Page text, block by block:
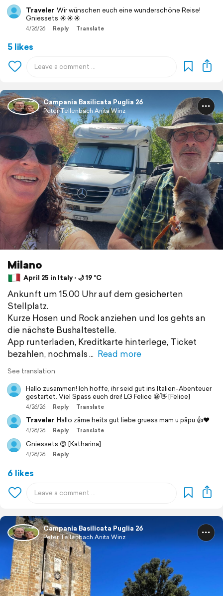
Traveler Wir wünschen euch eine wunderschöne Reise!
Gniessets ☀️☀️☀️
4/26/26 Reply Translate
5 likes
Campania Basilicata Puglia 26
Peter Tellenbach Anita Winz
Milano
April 25 in Italy ⋅ 🌙 19 °C
Ankunft um 15.00 Uhr auf dem gesicherten
Stellplatz.
Kurze Hosen und Rock anziehen und los gehts an
die nächste Bushaltestelle.
App runterladen, Kreditkarte hinterlege, Ticket
bezahlen, nochmals
Read more
See translation
Hallo zusammen! Ich hoffe, ihr seid gut ins Italien-Abenteuer
gestartet. Viel Spass euch drei! LG Felice 😀👋 [Felice]
4/26/26 Reply Translate
Traveler Hallo zäme heits gut liebe gruess mam u päpu 👍♥️
4/26/26 Reply Translate
Gniessets 😍 [Katharina]
4/26/26 Reply
6 likes
Campania Basilicata Puglia 26
Peter Tellenbach Anita Winz